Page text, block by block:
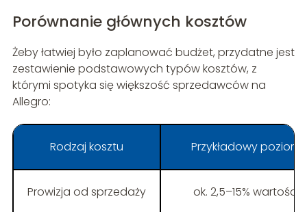
Porównanie głównych kosztów
Żeby łatwiej było zaplanować budżet, przydatne jest
zestawienie podstawowych typów kosztów, z
którymi spotyka się większość sprzedawców na
Allegro:
Rodzaj kosztu Przykładowy poziom
Prowizja od sprzedaży ok. 2,5–15% wartości